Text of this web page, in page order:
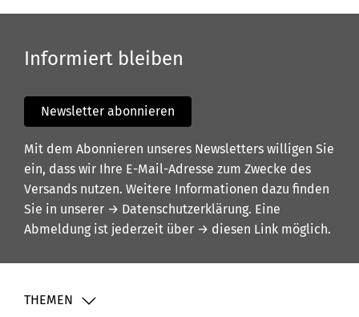
Informiert bleiben
Newsletter abonnieren
Mit dem Abonnieren unseres Newsletters willigen Sie
ein, dass wir Ihre E-Mail-Adresse zum Zwecke des
Versands nutzen. Weitere Informationen dazu finden
Sie in unserer → Datenschutzerklärung. Eine
Abmeldung ist jederzeit über → diesen Link möglich.
THEMEN